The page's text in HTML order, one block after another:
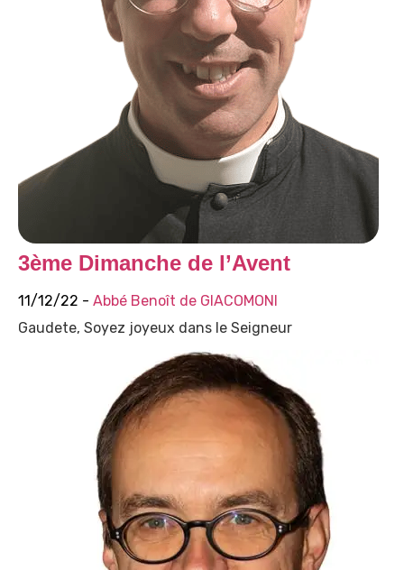
3ème Dimanche de l’Avent
11/12/22 - Abbé Benoît de GIACOMONI
Gaudete, Soyez joyeux dans le Seigneur